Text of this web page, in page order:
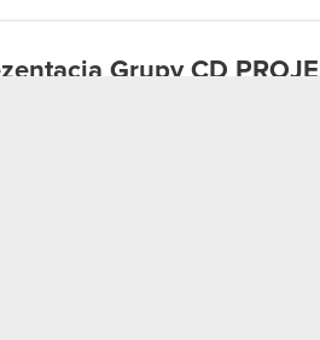
Grupy CD